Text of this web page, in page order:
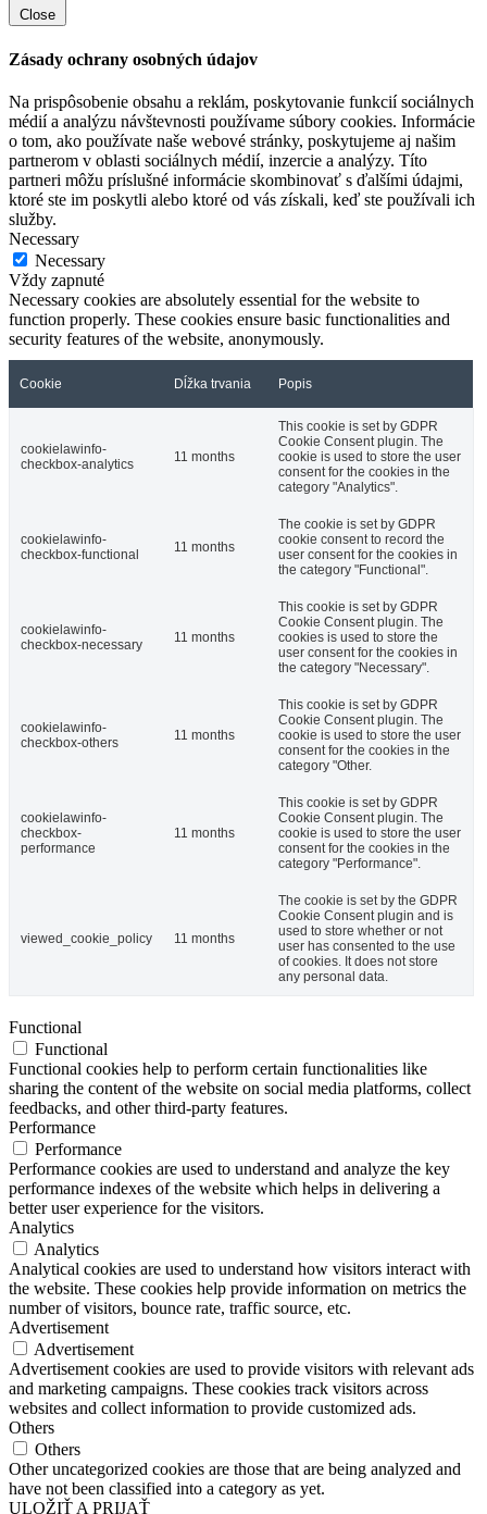
Close
Zásady ochrany osobných údajov
Na prispôsobenie obsahu a reklám, poskytovanie funkcií sociálnych
médií a analýzu návštevnosti používame súbory cookies. Informácie
o tom, ako používate naše webové stránky, poskytujeme aj našim
partnerom v oblasti sociálnych médií, inzercie a analýzy. Títo
partneri môžu príslušné informácie skombinovať s ďalšími údajmi,
ktoré ste im poskytli alebo ktoré od vás získali, keď ste používali ich
služby.
Necessary
Necessary
Vždy zapnuté
Necessary cookies are absolutely essential for the website to
function properly. These cookies ensure basic functionalities and
security features of the website, anonymously.
Cookie Dĺžka trvania Popis
cookielawinfo-
checkbox-analytics
11 months
This cookie is set by GDPR
Cookie Consent plugin. The
cookie is used to store the user
consent for the cookies in the
category "Analytics".
cookielawinfo-
checkbox-functional
11 months
The cookie is set by GDPR
cookie consent to record the
user consent for the cookies in
the category "Functional".
cookielawinfo-
checkbox-necessary
11 months
This cookie is set by GDPR
Cookie Consent plugin. The
cookies is used to store the
user consent for the cookies in
the category "Necessary".
cookielawinfo-
checkbox-others
11 months
This cookie is set by GDPR
Cookie Consent plugin. The
cookie is used to store the user
consent for the cookies in the
category "Other.
cookielawinfo-
checkbox-
performance
11 months
This cookie is set by GDPR
Cookie Consent plugin. The
cookie is used to store the user
consent for the cookies in the
category "Performance".
viewed_cookie_policy 11 months
The cookie is set by the GDPR
Cookie Consent plugin and is
used to store whether or not
user has consented to the use
of cookies. It does not store
any personal data.
Functional
Functional
Functional cookies help to perform certain functionalities like
sharing the content of the website on social media platforms, collect
feedbacks, and other third-party features.
Performance
Performance
Performance cookies are used to understand and analyze the key
performance indexes of the website which helps in delivering a
better user experience for the visitors.
Analytics
Analytics
Analytical cookies are used to understand how visitors interact with
the website. These cookies help provide information on metrics the
number of visitors, bounce rate, traffic source, etc.
Advertisement
Advertisement
Advertisement cookies are used to provide visitors with relevant ads
and marketing campaigns. These cookies track visitors across
websites and collect information to provide customized ads.
Others
Others
Other uncategorized cookies are those that are being analyzed and
have not been classified into a category as yet.
ULOŽIŤ A PRIJAŤ